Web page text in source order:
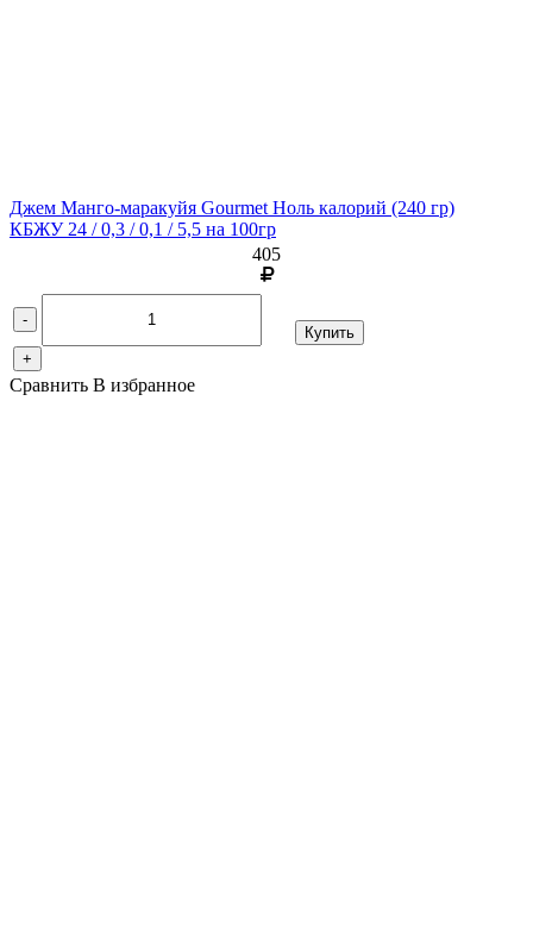
Джем Манго-маракуйя Gourmet Ноль калорий (240 гр)
КБЖУ 24 / 0,3 / 0,1 / 5,5 на 100гр
405
-
+
Купить
Сравнить В избранное